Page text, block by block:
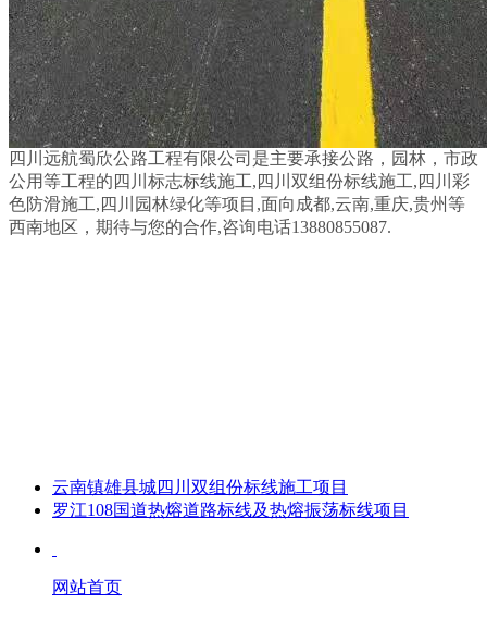
四川远航蜀欣公路工程有限公司是主要承接公路，园林，市政
公用等工程的四川标志标线施工,四川双组份标线施工,四川彩
色防滑施工,四川园林绿化等项目,面向成都,云南,重庆,贵州等
西南地区，期待与您的合作,咨询电话13880855087.
云南镇雄县城四川双组份标线施工项目
罗江108国道热熔道路标线及热熔振荡标线项目
网站首页